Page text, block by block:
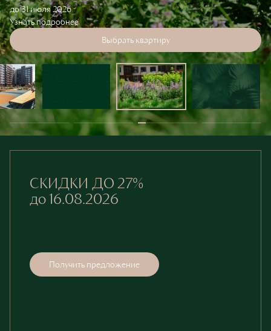
до 31 июля 2026
Узнать подробнее
Выбрать квартиру
СКИДКИ ДО 27%
до 16.08.2026
Получить предложение